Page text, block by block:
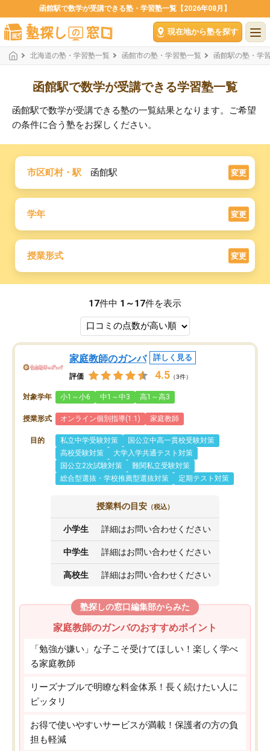
函館駅で数学が受講できる塾・学習塾一覧【2026年08月】
現在地から塾を探す
北海道の塾・学習塾一覧 函館市の塾・学習塾一覧 函館駅の塾・学
函館駅で数学が受講できる学習塾一覧
函館駅で数学が受講できる塾の一覧結果となります。ご希望
の条件に合う塾をお探しください。
市区町村・駅 函館駅 変更
学年 変更
授業形式 変更
17件中 1～17件を表示
家庭教師のガンバ 詳しく見る
評価 4.5 （3件）
対象学年 小1～小6 中1～中3 高1～高3
授業形式 オンライン個別指導(1:1) 家庭教師
目的 私立中学受験対策
国公立中高一貫校受験対策
高校受験対策
大学入学共通テスト対策
国公立2次試験対策
難関私立受験対策
総合型選抜・学校推薦型選抜対策
定期テスト対策
授業料の目安 （税込）
小学生 詳細はお問い合わせください
中学生 詳細はお問い合わせください
高校生 詳細はお問い合わせください
塾探しの窓口編集部からみた
家庭教師のガンバのおすすめポイント
「勉強が嫌い」な子こそ受けてほしい！楽しく学べ
る家庭教師
リーズナブルで明瞭な料金体系！長く続けたい人に
ピッタリ
お得で使いやすいサービスが満載！保護者の方の負
担も軽減